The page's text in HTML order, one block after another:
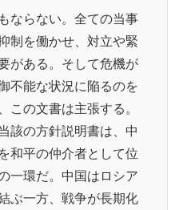
ならない。全ての当事
制を働かせ、対立や緊
がある。そして危機が
不能な状況に陥るのを
の文書は主張する。
該の方針説明書は、中
和平の仲介者として位
一環だ。中国はロシア
ぶ一方、戦争が長期化